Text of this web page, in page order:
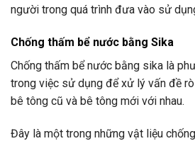
người trong quá trình đưa vào sử
Chống thấm bể nước bằng Sika
Chống thấm bể nước bằng sika là
trong việc sử dụng để xử lý vấn đề
bê tông cũ và bê tông mới với nhau.
Đây là một trong những vật liệu